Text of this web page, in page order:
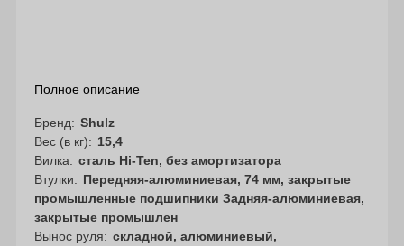
Полное описание
Бренд
Shulz
Вес (в кг)
15,4
Вилка
сталь Hi-Ten, без амортизатора
Втулки
Передняя-алюминиевая, 74 мм, закрытые
промышленные подшипники Задняя-алюминиевая,
закрытые промышлен
Вынос руля
складной, алюминиевый,